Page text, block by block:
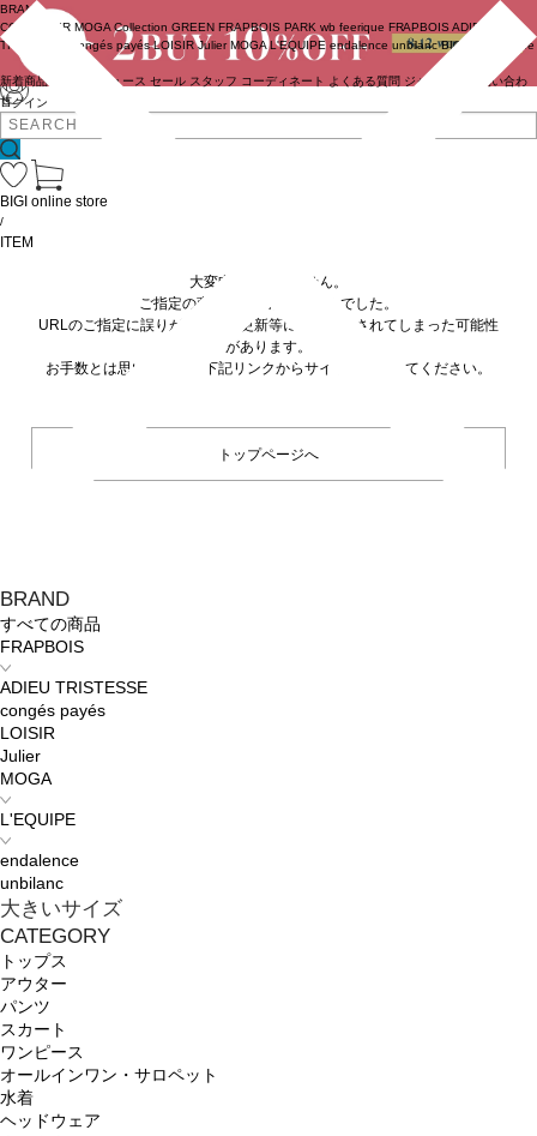
ログイン
BRAND
COUTURIER MOGA Collection GREEN FRAPBOIS PARK wb feerique FRAPBOIS ADIEU
TRISTESSE
congés payés LOISIR Julier MOGA L'EQUIPE endalence unbilanc BIGI online store
新着商品 ニュース セール スタッフ コーディネート よくある質問 ジャーナル
お問い合わ
せ
BRAND
すべての商品
FRAPBOIS
ADIEU TRISTESSE
congés payés
LOISIR
Julier
MOGA
L'EQUIPE
endalence
unbilanc
大きいサイズ
CATEGORY
トップス
アウター
パンツ
スカート
ワンピース
オールインワン・サロペット
水着
ヘッドウェア
BIGI online store
/
ITEM
大変申し訳ありません。
ご指定の商品が見つかりませんでした。
URLのご指定に誤りがあるか、更新等に伴い削除されてしまった可能性
があります。
お手数とは思いますが、下記リンクからサイトへ移動してください。
トップページへ